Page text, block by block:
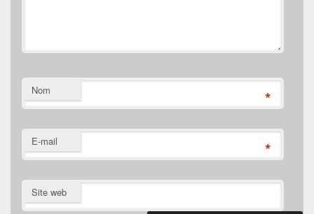
Nom *
E-mail *
Site web